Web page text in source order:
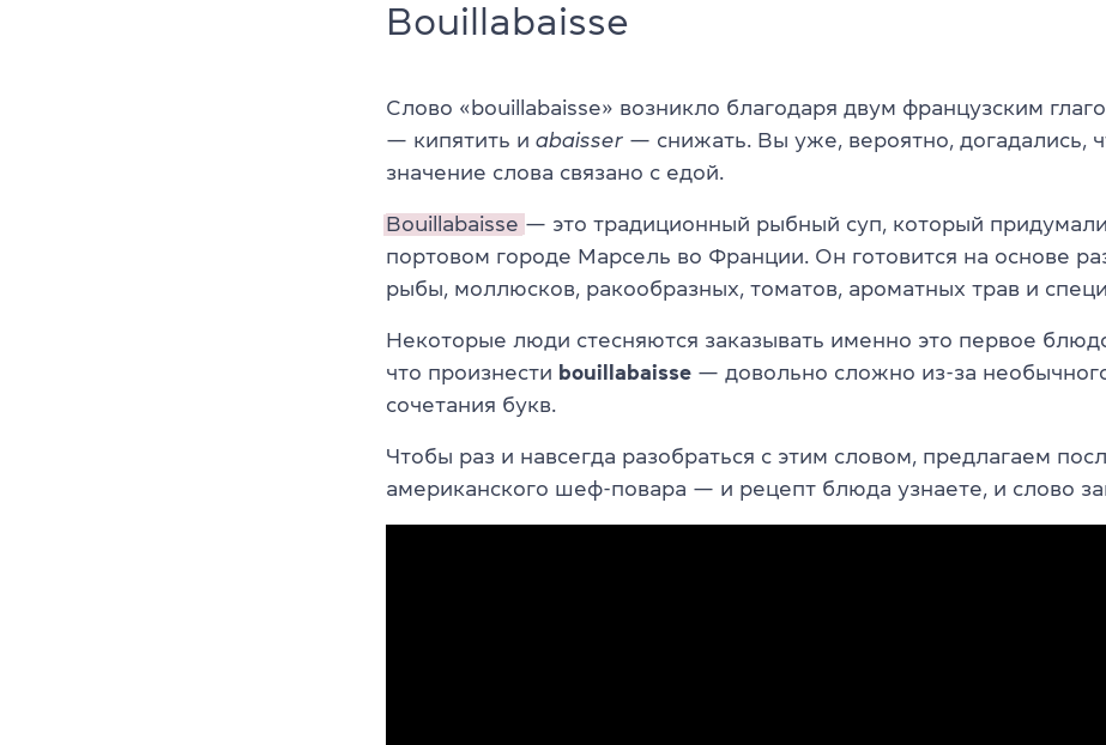
Bouillabaisse
Слово «bouillabaisse» возникло благодаря двум французским
— кипятить и abaisser — снижать. Вы уже, вероятно, догадались,
значение слова связано с едой.
Bouillabaisse — это традиционный рыбный суп, который
портовом городе Марсель во Франции. Он готовится на основе
рыбы, моллюсков, ракообразных, томатов, ароматных трав и
Некоторые люди стесняются заказывать именно это первое
что произнести bouillabaisse — довольно сложно из-за
сочетания букв.
Чтобы раз и навсегда разобраться с этим словом, предлагаем
американского шеф-повара — и рецепт блюда узнаете, и слово